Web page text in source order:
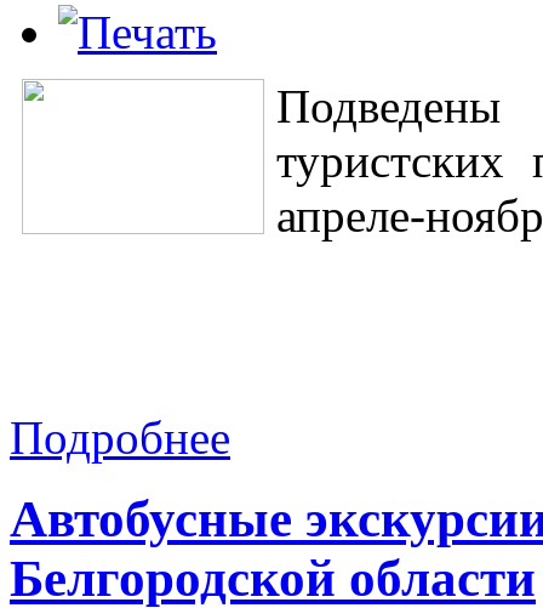
туристских
апреле-
Подробнее
Автобусные
Белгородской области